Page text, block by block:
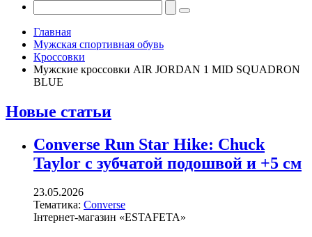
Главная
Мужская спортивная обувь
Кроссовки
Мужские кроссовки AIR JORDAN 1 MID SQUADRON
BLUE
Новые статьи
Converse Run Star Hike: Chuck
Taylor с зубчатой подошвой и +5 см
23.05.2026
Тематика: Converse
Інтернет-магазин «ESTAFETA»